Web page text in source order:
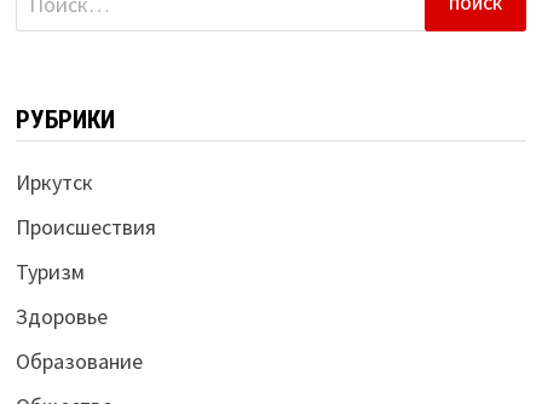
РУБРИКИ
Иркутск
Происшествия
Туризм
Здоровье
Образование